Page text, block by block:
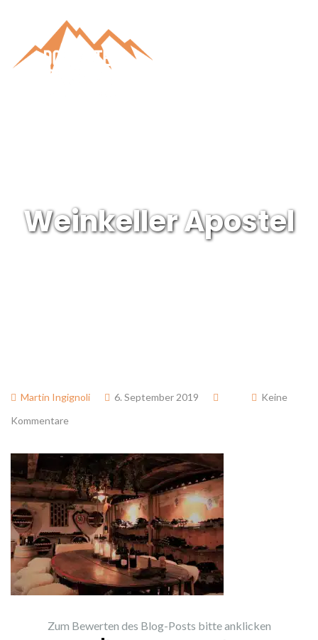
Weinkeller Apostel
Martin Ingignoli 6. September 2019
Keine
Kommentare
Zum Bewerten des Blog-Posts bitte anklicken